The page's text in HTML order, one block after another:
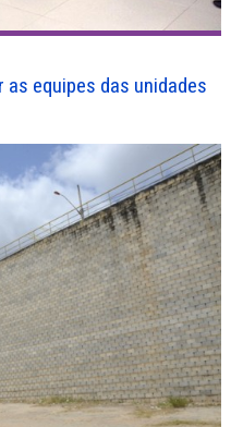
equipes das unidades